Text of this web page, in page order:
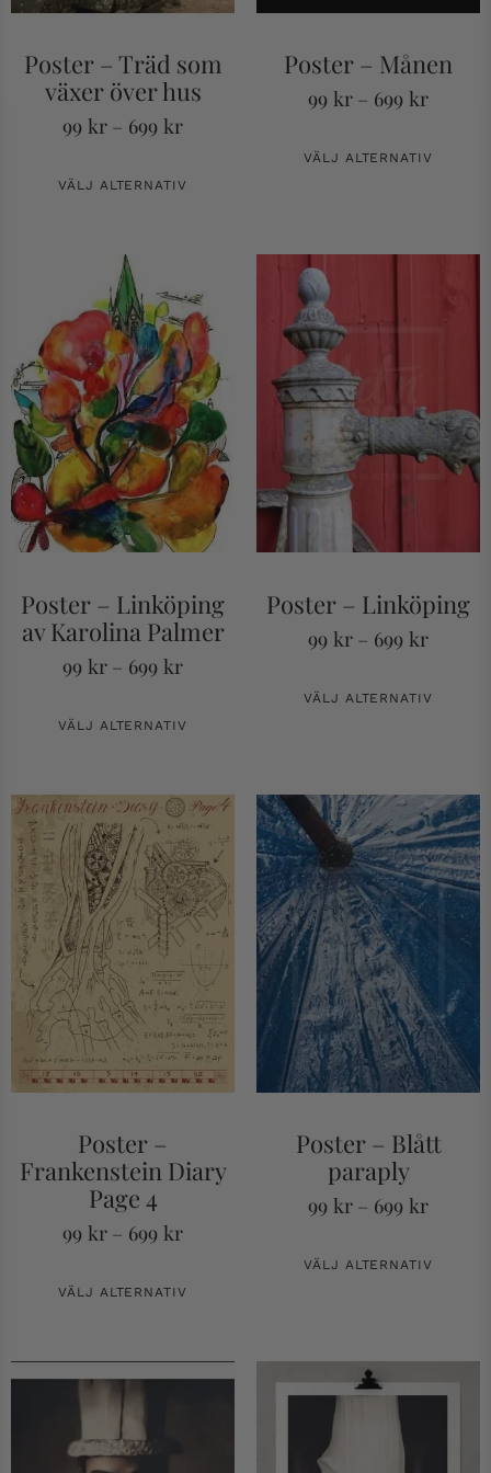
Poster – Träd som
växer över hus
99 kr – 699 kr
VÄLJ ALTERNATIV
Poster – Månen
99 kr – 699 kr
VÄLJ ALTERNATIV
Poster – Linköping
av Karolina Palmer
99 kr – 699 kr
VÄLJ ALTERNATIV
Poster – Linköping
99 kr – 699 kr
VÄLJ ALTERNATIV
Poster –
Frankenstein Diary
Page 4
99 kr – 699 kr
VÄLJ ALTERNATIV
Poster – Blått
paraply
99 kr – 699 kr
VÄLJ ALTERNATIV